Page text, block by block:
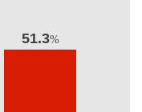
51.3%